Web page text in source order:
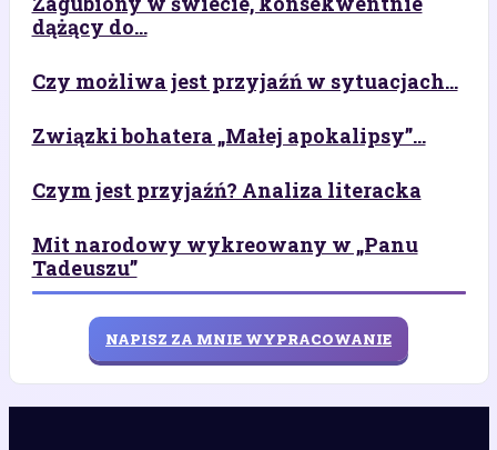
dążący do...
Czy możliwa jest przyjaźń w sytuacjach...
Związki bohatera „Małej apokalipsy”...
Czym jest przyjaźń? Analiza literacka
Mit narodowy wykreowany w „Panu
Tadeuszu”
NAPISZ ZA MNIE WYPRACOWANIE